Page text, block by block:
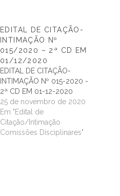
EDITAL DE CITAÇÃO-
INTIMAÇÃO Nº
015/2020 – 2ª CD EM
01/12/2020
EDITAL DE CITAÇÃO-
INTIMAÇÃO Nº 015-2020 -
2ª CD EM 01-12-2020
25 de novembro de 2020
Em "Edital de
Citação/Intimação
Comissões Disciplinares"